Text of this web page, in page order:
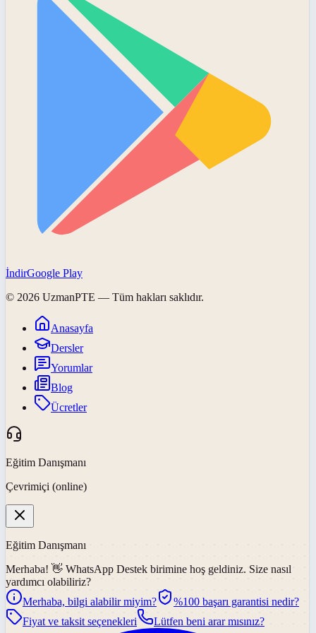
İndirGoogle Play
© 2026 UzmanPTE — Tüm hakları saklıdır.
Anasayfa
Dersler
Yorumlar
Blog
Ücretler
Eğitim Danışmanı
Çevrimiçi (online)
Eğitim Danışmanı
Merhaba! 👋 WhatsApp Destek birimine hoş geldiniz. Size nasıl
yardımcı olabiliriz?
Merhaba, bilgi alabilir miyim?
%100 başarı garantisi nedir?
Fiyat ve taksit seçenekleri
Lütfen beni arar mısınız?